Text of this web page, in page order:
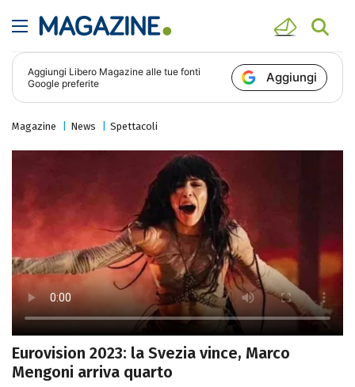
Aggiungi Libero Magazine alle tue fonti
Google preferite
Aggiungi
Magazine News Spettacoli
Eurovision 2023: la Svezia vince, Marco
Mengoni arriva quarto